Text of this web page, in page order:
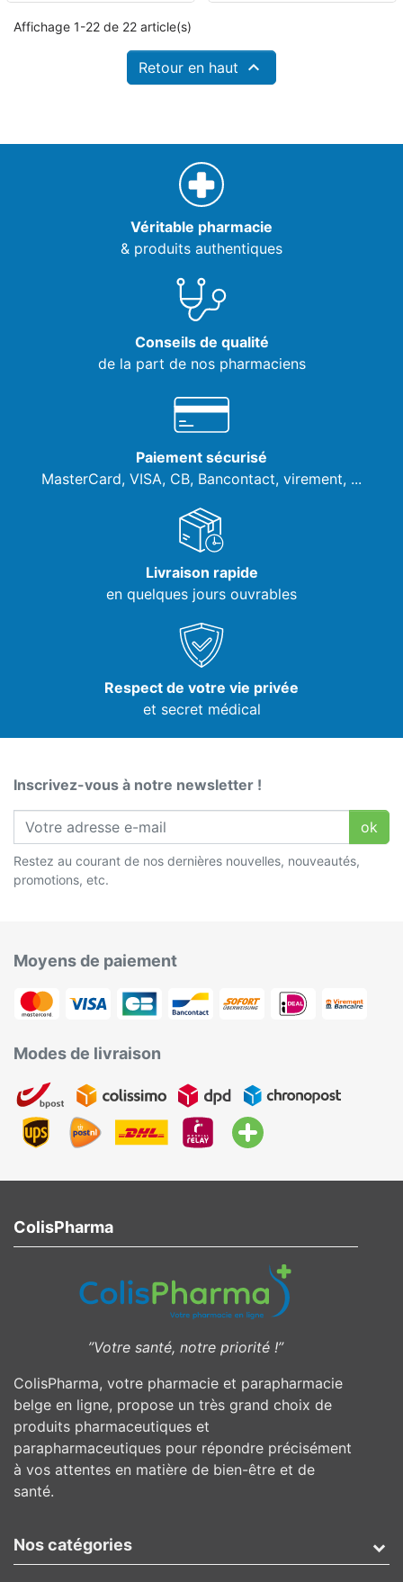
Affichage 1-22 de 22 article(s)
Retour en haut 
Véritable pharmacie
& produits authentiques
Conseils de qualité
de la part de nos pharmaciens
Paiement sécurisé
MasterCard, VISA, CB, Bancontact, virement, ...
Livraison rapide
en quelques jours ouvrables
Respect de votre vie privée
et secret médical
Inscrivez-vous à notre newsletter !
ok
Restez au courant de nos dernières nouvelles, nouveautés,
promotions, etc.
Moyens de paiement
Modes de livraison
ColisPharma
”Votre santé, notre priorité !”
ColisPharma, votre pharmacie et parapharmacie
belge en ligne, propose un très grand choix de
produits pharmaceutiques et
parapharmaceutiques pour répondre précisément
à vos attentes en matière de bien-être et de
santé.
Nos catégories